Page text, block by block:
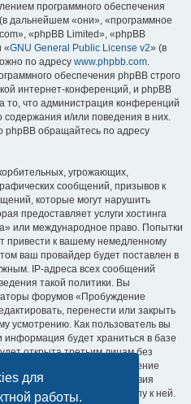
для
работы.
программного обеспечения
дальнейшем «они», «программное
«phpBB Limited», «phpBB
«GNU General Public License v2» (в
по адресу www.phpbb.com.
обеспечения phpBB строго
интернет-конференций, и phpBB
то, что администрация конференций
содержания и/или поведения в них.
обращайтесь по адресу
угрожающих,
сообщений, призывов к
которые могут нарушить
предоставляет услуги хостинга
или международное право. Попытки
привести к вашему немедленному
ваш провайдер будет поставлен в
IP-адреса всех сообщений
такой политики. Вы
форумов «Пробуждение
перенести или закрыть
усмотрению. Как пользователь вы
информация будет храниться в базе
открыта третьим лицам без
конференции «Пробуждение
быть ответственна за действия
доступу к ней.